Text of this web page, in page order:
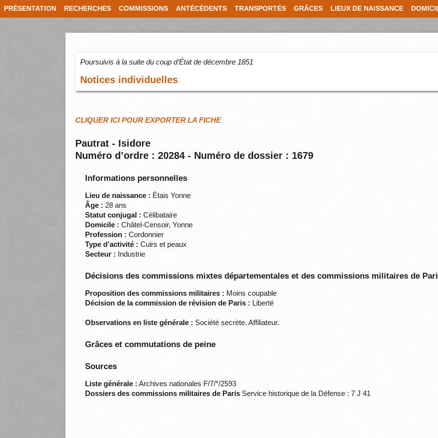
PRÉSENTATION RECHERCHES COMMISSIONS ANTÉCÉDENTS TRANSPORTÉS GRÂCES LIEUX DE NAISSANCE
Poursuivis à la suite du coup d’État de décembre 1851
Notices individuelles
CLIQUER ICI POUR EXPORTER LA FICHE
Pautrat - Isidore
Numéro d’ordre : 20284 - Numéro de dossier : 1679
Informations personnelles
Lieu de naissance : Étais Yonne
Âge : 28 ans
Statut conjugal : Célibataire
Domicile : Châtel-Censoir, Yonne
Profession : Cordonnier
Type d’activité : Cuirs et peaux
Secteur : Industrie
Décisions des commissions mixtes départementales et des commissions militaires de
Proposition des commissions militaires : Moins coupable
Décision de la commission de révision de Paris : Liberté
Observations en liste générale : Société secrète. Affiliateur.
Grâces et commutations de peine
Sources
Liste générale : Archives nationales F/7/*/2593
Dossiers des commissions militaires de Paris Service historique de la Défense : 7 J 41